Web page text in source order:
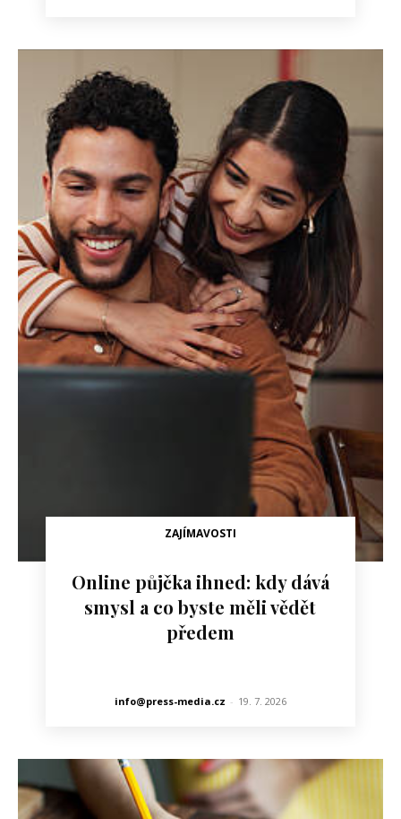
ZAJÍMAVOSTI
Online půjčka ihned: kdy dává
smysl a co byste měli vědět
předem
info@press-media.cz - 19. 7. 2026